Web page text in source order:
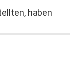
haben